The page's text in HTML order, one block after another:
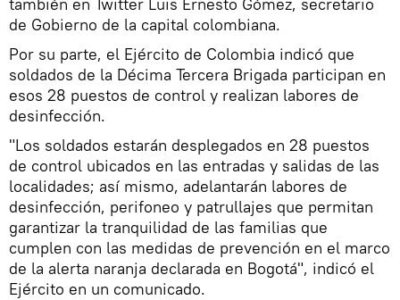
de Gobierno de la capital colombiana.
Por su parte, el Ejército de Colombia indicó que
soldados de la Décima Tercera Brigada participan en
esos 28 puestos de control y realizan labores de
desinfección.
"Los soldados estarán desplegados en 28 puestos
de control ubicados en las entradas y salidas de las
localidades; así mismo, adelantarán labores de
desinfección, perifoneo y patrullajes que permitan
garantizar la tranquilidad de las familias que
cumplen con las medidas de prevención en el marco
de la alerta naranja declarada en Bogotá", indicó el
Ejército en un comunicado.